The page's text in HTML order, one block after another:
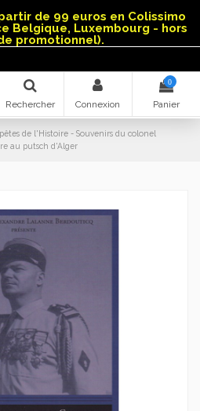
de 99 euros en Colissimo
Belgique, Luxembourg - hors
promotionnel).
Rechercher Connexion
0
Panier
de l'Histoire - Souvenirs du colonel
au putsch d'Alger